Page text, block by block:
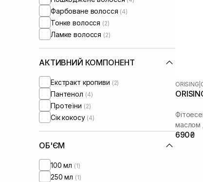
Фарбоване волосся (4)
Тонке волосся (2)
Ламке волосся (2)
АКТИВНИЙ КОМПОНЕНТ
Екстракт кропиви (2)
Пантенол (4)
Протеїни (2)
Сік кокосу (4)
ОБ'ЄМ
100 мл (1)
250 мл (1)
ORISING
маслом
690₴